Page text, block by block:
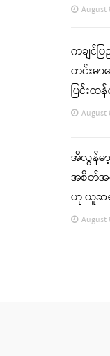
August
ကချင်ပ
တင်းမ
ပြင်းထ
August
အီလွန်မာ့စ်
အစိတ်အ
ဟု ယူဆ
August